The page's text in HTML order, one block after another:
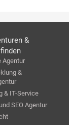
&
Agentur
&
& IT-Service
SEO Agentur